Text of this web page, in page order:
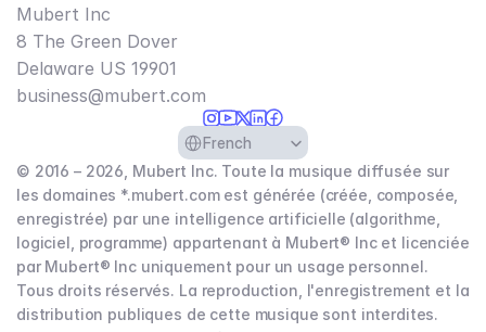
Mubert Inc
8 The Green Dover
Delaware US 19901​
business@mubert.com
Select Language
French
© 2016 – 2026, Mubert Inc. Toute la musique diffusée sur
les domaines *.mubert.com est générée (créée, composée,
enregistrée) par une intelligence artificielle (algorithme,
logiciel, programme) appartenant à Mubert® Inc et licenciée
par Mubert® Inc uniquement pour un usage personnel.
Tous droits réservés. La reproduction, l'enregistrement et la
distribution publiques de cette musique sont interdites.